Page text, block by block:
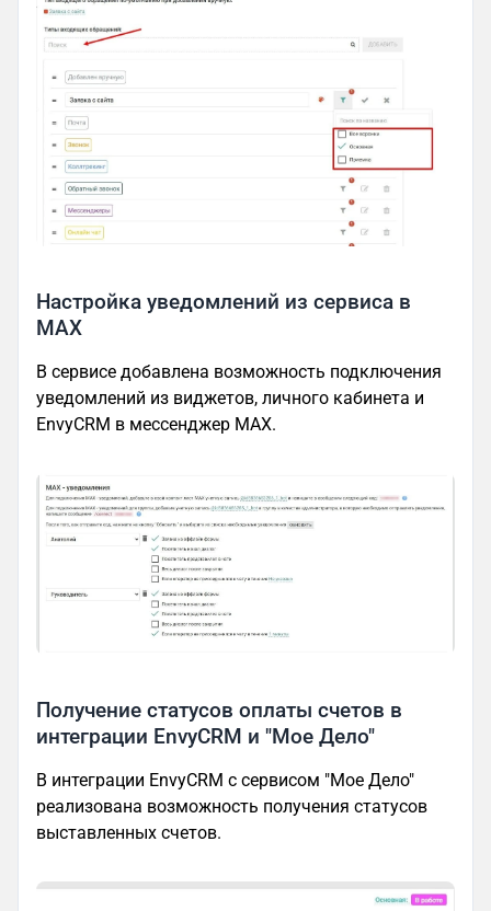
Настройка уведомлений из сервиса в
MAX
В сервисе добавлена возможность подключения
уведомлений из виджетов, личного кабинета и
EnvyCRM в мессенджер MAX.
Получение статусов оплаты счетов в
интеграции EnvyCRM и "Мое Дело"
В интеграции EnvyCRM с сервисом "Мое Дело"
реализована возможность получения статусов
выставленных счетов.